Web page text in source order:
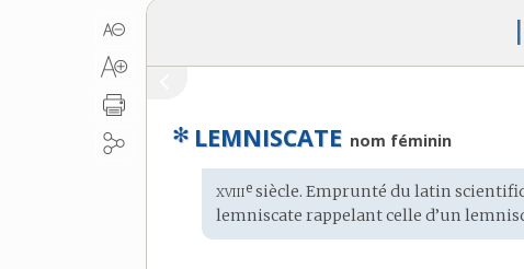
✻ LEMNISCATE nom féminin
Étymologie
:
xviiie siècle. Emprunté dulatin
lemniscate rappelant celle d’un